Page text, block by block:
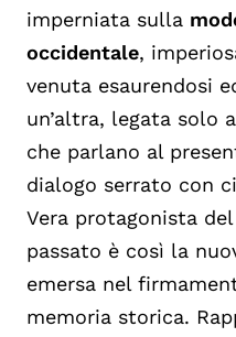
imperniata sulla
occidentale,
venuta esaurendosi
un’altra, legata solo
che parlano al
dialogo serrato con
Vera protagonista
passato è così la
emersa nel
memoria storica.